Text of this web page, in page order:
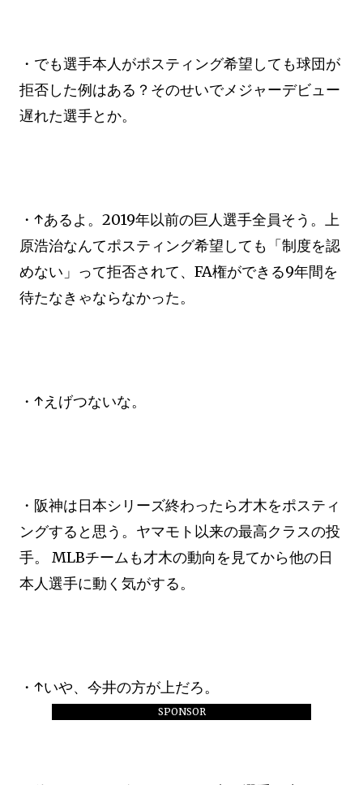
SPONSOR
・でも選手本人がポスティング希望しても球団が
拒否した例はある？そのせいでメジャーデビュー
遅れた選手とか。
・↑あるよ。2019年以前の巨人選手全員そう。上
原浩治なんてポスティング希望しても「制度を認
めない」って拒否されて、FA権ができる9年間を
待たなきゃならなかった。
・↑えげつないな。
・阪神は日本シリーズ終わったら才木をポスティ
ングすると思う。ヤマモト以来の最高クラスの投
手。 MLBチームも才木の動向を見てから他の日
本人選手に動く気がする。
・↑いや、今井の方が上だろ。